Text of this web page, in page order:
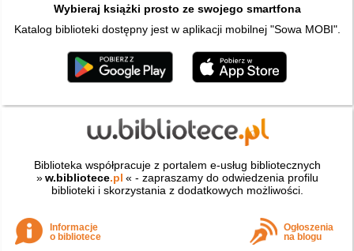
Wybieraj książki prosto ze swojego smartfona
Katalog biblioteki dostępny jest w aplikacji mobilnej "Sowa MOBI".
Biblioteka współpracuje z portalem e-usług bibliotecznych
» w.bibliotece.pl « - zapraszamy do odwiedzenia profilu
biblioteki i skorzystania z dodatkowych możliwości.
Informacje
o bibliotece
Ogłoszenia
na blogu